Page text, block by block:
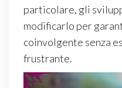
particolare, gli
modificarlo per
coinvolgente senza
frustrante.